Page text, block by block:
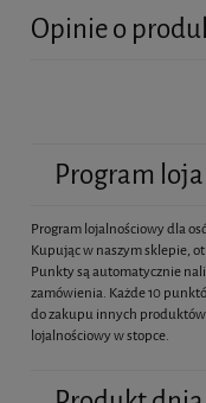
Opinie o
Program
Program lojalnościowy dla
Kupując w naszym sklepie,
Punkty są automatycznie
zamówienia. Każde 10
do zakupu innych
lojalnościowy w stopce.